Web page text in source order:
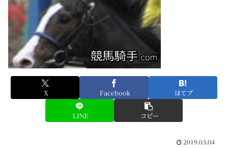
X Facebook はてブ
LINE コピー
2019.03.04